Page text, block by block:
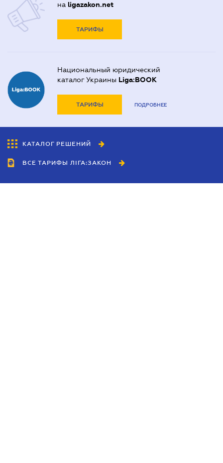
на ligazakon.net
ТАРИФЫ
Национальный юридический
каталог Украины Liga:BOOK
ТАРИФЫ ПОДРОБНЕЕ
КАТАЛОГ РЕШЕНИЙ
ВСЕ ТАРИФЫ ЛІГА:ЗАКОН